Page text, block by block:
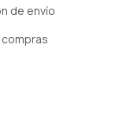
de envío